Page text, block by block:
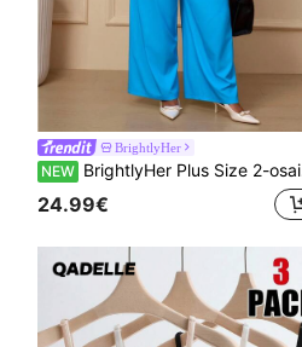
BrightlyHer
NEW BrightlyHer Plus Size 2-osainen setti: 3D-kukkakoristeinen kukkakuosinen pitkähihainen paita ja väljät housut
24.99€